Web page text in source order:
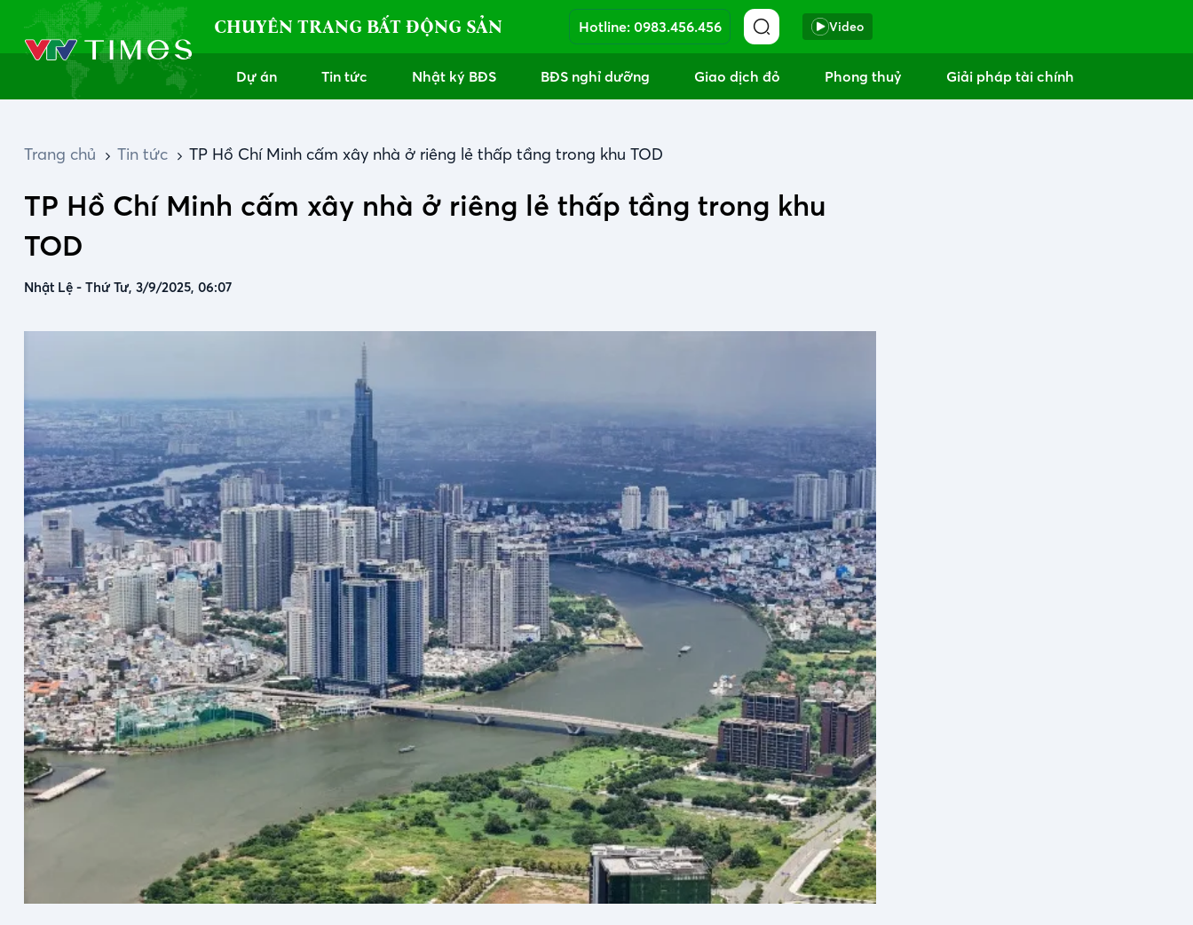
CHUYÊN TRANG BẤT ĐỘNG SẢN Hotline: 0983.456.456 Video
Dự án Tin tức Nhật ký BĐS BĐS nghỉ dưỡng Giao dịch đỏ Phong thuỷ Giải pháp tài chính
Trang chủ Tin tức TP Hồ Chí Minh cấm xây nhà ở riêng lẻ thấp tầng trong khu TOD
TP Hồ Chí Minh cấm xây nhà ở riêng lẻ thấp tầng trong khu
TOD
Nhật Lệ - Thứ Tư, 3/9/2025, 06:07